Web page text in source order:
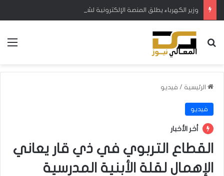
بحث عن
الرئيسية / فيديو
فيديو
أخر الأخبار
القطاع التربوي في ذي قار يعاني
الإهمال لقلة الأبنية المدرسية